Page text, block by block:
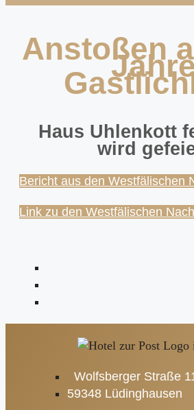
Anstoßen
Haus Uhlenkott
wird
Bericht aus den Westfälischen
Link zu den Westfälischen
Wolfsberger Straße
59348 Lüdinghausen